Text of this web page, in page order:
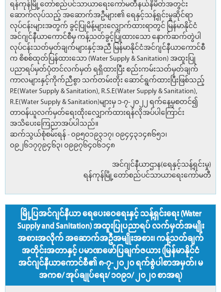
ရန်ကုန်မြို့တော်စည်ပင်သာယာရေးကော်မတီနယ်နိမိတ်အတွင်း
ဆောက်လုပ်သည့် အဆောက်အဦများ၏ ရေနှင့်သန့်ရှင်းမှုဆိုင်ရာ
လုပ်ငန်းများအတွက် ခွင့်ပြုမိန့်များလျှောက်ထားရာတွင် မြန်မာနိုင်ငံ
အင်ဂျင်နီယာကောင်စီမှ ကန့်သတ်ခွင့်ပြုထားသော နောက်ဆက်တွဲပါ
လုပ်ငန်းသတ်မှတ်ချက်များနှင့်အညီ မြန်မာနိုင်ငံအင်ဂျင်နီယာကောင်စီ
က စိစစ်ထုတ်ပြန်ထားသော (Water Supply & Sanitation) အထူးပြု
ပညာရပ်မှတ်ပုံတင်လက်မှတ် ရရှိထားပြီး စည်းကမ်းသတ်မှတ်ချက်
ကာလများနှင့်ကိုက်ညီစွာ သက်တမ်းတိုး ဆောင်ရွက်ထားပြီးဖြစ်သည့်
P.E(Water Supply & Sanitation), R.S.E(Water Supply & Sanitation),
R.E(Water Supply & Sanitation)များမှ ၁-၇-၂၀၂၂ ရက်နေ့မှစတင်၍
တာဝန်ယူလက်မှတ်ရေးထိုးလျှောက်ထားရန်လိုအပ်ပါကြောင်း
အသိပေးကြေညာအပ်ပါသည်။
ဆက်သွယ်စုံစမ်းရန် - ၀၉၅၀၁၉၃၁၇၊ ၀၉၄၄၃၁၄၈၆၅၁၊
၀၉၂၆၁၇၇၉၄၆၃၊ ၀၉၉၇၆၄၀၆၁၄၈
အင်ဂျင်နီယာဌာန(ရေနှင့်သန့်ရှင်းမှု)
ရန်ကုန်မြို့တော်စည်ပင်သာယာရေးကော်မတီ
မြို့ပြအင်ဂျင်နီယာ ရေပေးဝေရေးနှင့် သန့်ရှင်းရေး (Water
Supply and Sanitation) အထူးပြုပညာရပ် လက်မှတ်အမျိုး
အစားအလိုက် အဆောက်အဦအမျိုးအစား၊ ကန့်သတ်ချက်
အတိုင်းအတာနှင့် ပမာဏဖော်ပြချက်ဇယား (မြန်မာနိုင်ငံ
အင်ဂျင်နီယာကောင်စီ၏ ၈-၇-၂၀၂၀ ရက်စွဲပါစာအမှတ်၊ မ
အကစ/ အုပ်ချုပ်ရေး/ ၁၀၉၁/ ၂၀၂၀ စာအရ)